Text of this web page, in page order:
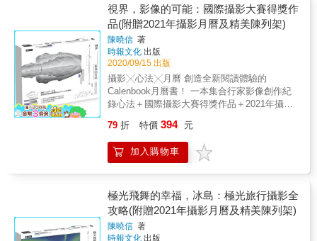
散發出的光彩，是再繁複的服飾都無法掩蓋
的。 本書便是一本完全採用巨乳模特兒的「巨
乳專門」姿勢集。 & 「胸罩會對巨乳女子的乳
房造成什麼樣的變化呢？」 「巨乳女子擺出這
種姿勢時，乳房會變成什麼樣子呢？」 & 書中
刊載了許多場景與服裝，以解決這樣的疑問。
並將各幕拆解成多張照片依流程排序，儼然就
像欣賞慢動作呈現一般，也可以從各種角度確
認同一個場景。請各位留意服裝、胸罩與模特
兒表情的同時，將其運用在自己的創作上吧。
螢、花宮亞夢、水卜櫻、凛音桃花
&hellip;&hellip;多位人氣女優夢幻共演，讓人心
為之奪的巨乳姿勢集！
視界，影像的可能：國際攝影大賽得獎作
品(附贈2021年攝影月曆及精美陳列架)
陳曉信 著
時報文化 出版
2020/09/15 出版
攝影╳心法╳月曆 創造全新閱讀體驗的
Calenbook月曆書！ 一本集合行家影像創作紀
錄心法＋國際攝影大賽得獎作品＋2021年攝影
TIFA、莫斯科MIFA、布達佩斯BIFA、EPSON
等國際攝影大賽職業組得獎攝影師──陳曉信
Vincent，自2012年接觸攝影藝術以來，堅持著
鳴兩大主軸，分享攝影新手邁向創作者的自學
歷程，除了學習攝影技術與學理是基礎外，更
重要的是拓展攝影者自身的內心世界，掌握
「想法領先於技巧」的中心思想，這樣的思維
79 折 特價 394 元
加入購物車
極光飛舞的幸福，冰島：極光旅行攝影全
攻略(附贈2021年攝影月曆及精美陳列架)
陳曉信 著
時報文化 出版